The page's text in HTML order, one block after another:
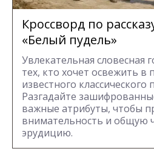
Кроссворд по
«Белый пудель»
Увлекательная словесная
тех, кто хочет освежить в
известного классического
Разгадайте
важные атрибуты, чтобы
внимательность и общую
эрудицию.